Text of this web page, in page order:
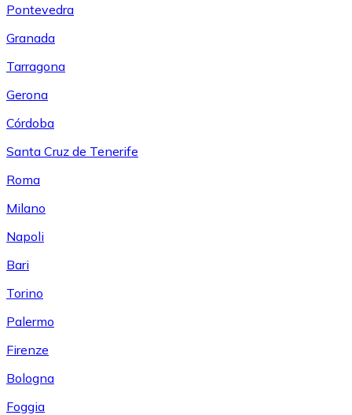
Pontevedra
Granada
Tarragona
Gerona
Córdoba
Santa Cruz de Tenerife
Roma
Milano
Napoli
Bari
Torino
Palermo
Firenze
Bologna
Foggia